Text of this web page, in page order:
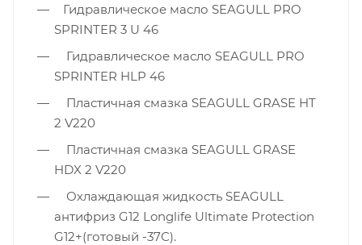
Гидравлическое масло SEAGULL PRO
SPRINTER 3 U 46
Гидравлическое масло SEAGULL PRO
SPRINTER HLP 46
Пластичная смазка SEAGULL GRASE HT
2 V220
Пластичная смазка SEAGULL GRASE
HDX 2 V220
Охлаждающая жидкость SEAGULL
антифриз G12 Longlife Ultimate Protection
G12+(готовый -37С).